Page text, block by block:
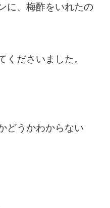
に、梅酢をいれたの
くださいました。
どうかわからない